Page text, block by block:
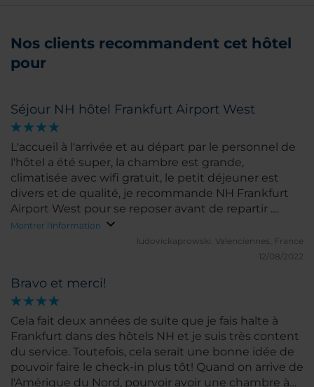
Nos clients recommandent cet hôtel
pour
Séjour NH hôtel Frankfurt Airport West
L'accueil à l'arrivée et au départ par le personnel de
l'hôtel a été super, la chambre est grande,
climatisée avec wifi gratuit, le petit déjeuner est
divers et de qualité, je recommande NH Frankfurt
Airport West pour se reposer avant de repartir ....
Montrer l'information
ludovickaprowski. Valenciennes, France
12/08/2022
Bravo et merci!
Cela fait deux années de suite que je fais halte à
Frankfurt dans des hôtels NH et je suis très content
du service. Toutefois, cela serait une bonne idée de
pouvoir faire le check-in plus tôt! Quand on arrive de
l'Amérique du Nord, pourvoir avoir une chambre à